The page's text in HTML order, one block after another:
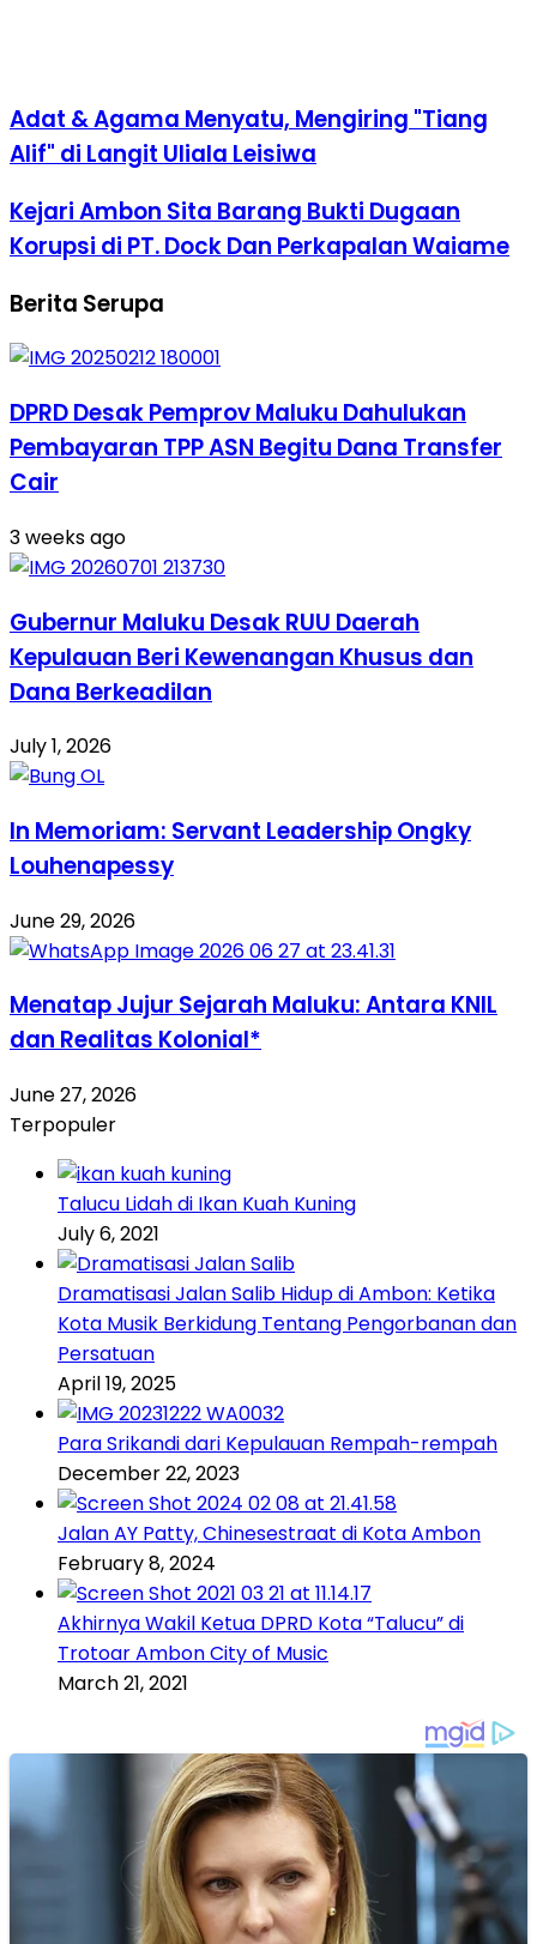
Adat & Agama Menyatu, Mengiring "Tiang
Alif" di Langit Uliala Leisiwa
Kejari Ambon Sita Barang Bukti Dugaan
Korupsi di PT. Dock Dan Perkapalan Waiame
Berita Serupa
DPRD Desak Pemprov Maluku Dahulukan
Pembayaran TPP ASN Begitu Dana Transfer
Cair
3 weeks ago
Gubernur Maluku Desak RUU Daerah
Kepulauan Beri Kewenangan Khusus dan
Dana Berkeadilan
July 1, 2026
In Memoriam: Servant Leadership Ongky
Louhenapessy
June 29, 2026
Menatap Jujur Sejarah Maluku: Antara KNIL
dan Realitas Kolonial*
June 27, 2026
Terpopuler
Talucu Lidah di Ikan Kuah Kuning
July 6, 2021
Dramatisasi Jalan Salib Hidup di Ambon: Ketika
Kota Musik Berkidung Tentang Pengorbanan dan
Persatuan
April 19, 2025
Para Srikandi dari Kepulauan Rempah-rempah
December 22, 2023
Jalan AY Patty, Chinesestraat di Kota Ambon
February 8, 2024
Akhirnya Wakil Ketua DPRD Kota “Talucu” di
Trotoar Ambon City of Music
March 21, 2021